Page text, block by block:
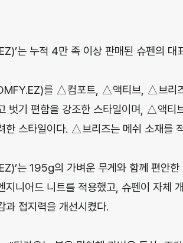
는 누적 4만 족 이상 판매된 슈펜의
를 △컴포트, △액티브, △브리
벗기 편함을 강조한 스타일이며, △액티
한 스타일이다. △브리즈는 메쉬 소재를
는 195g의 가벼운 무게와 함께 편안
지니어드 니트를 적용했고, 슈펜이 자체
과 접지력을 개선시켰다.